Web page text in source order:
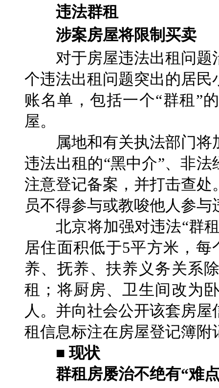
违法群租
涉案房屋将限制买卖
对于房屋违法出租问题
个违法出租问题突出的居
账名单，包括一个“群租”
屋。
属地和有关执法部门将
违法出租的“黑中介”、非
注意登记备案，并打击查
员不得参与或教唆他人参
北京将加强对违法“群租
居住面积低于5平方米，
养、抚养、扶养义务关系
租；将厨房、卫生间改为
人。并向社会公开该套房
租信息标注在房屋登记簿附
■ 现状
群租房屡治不绝有“难